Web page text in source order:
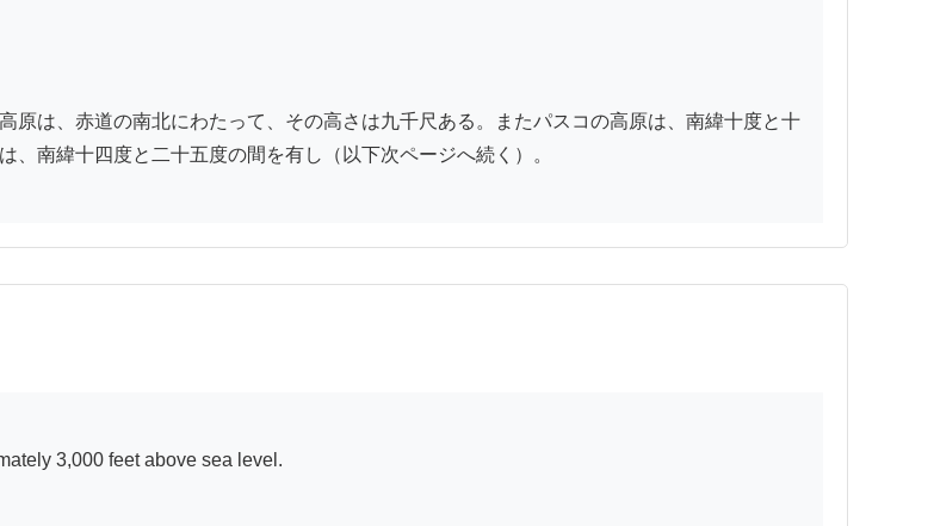
原は、赤道の南北にわたって、その高さは九千尺ある。またパスコの高原は、南緯十度と十
南緯十四度と二十五度の間を有し（以下次ページへ続く）。